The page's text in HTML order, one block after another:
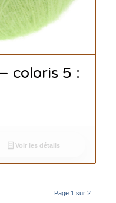
coloris 5 :
Voir les détails
Page 1 sur 2